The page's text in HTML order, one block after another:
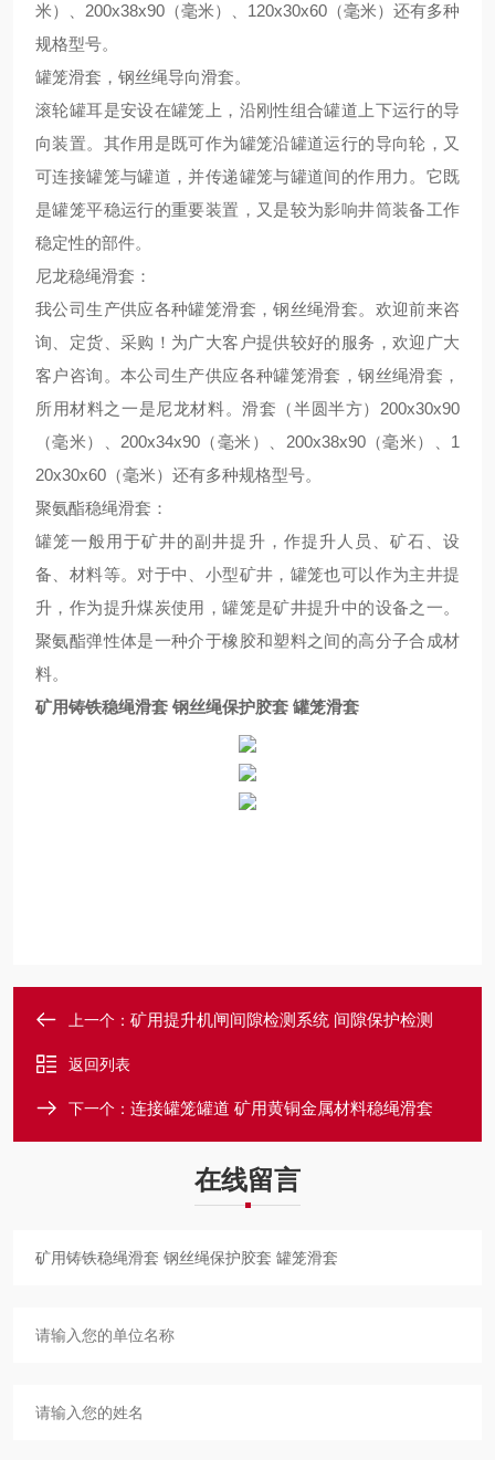
米）、 200x38x90 （毫米）、 120x30x60 （毫米）还有多种
规格型号。
罐笼滑套，钢丝绳导向滑套。
滚轮罐耳是安设在罐笼上，沿刚性组合罐道上下运行的导
向装置。其作用是既可作为罐笼沿罐道运行的导向轮，又
可连接罐笼与罐道，并传递罐笼与罐道间的作用力。它既
是罐笼平稳运行的重要装置，又是较为影响井筒装备工作
稳定性的部件。
尼龙稳绳滑套：
我公司生产供应各种罐笼滑套，钢丝绳滑套。欢迎前来咨
询、定货、采购！为广大客户提供较好的服务，欢迎广大
客户咨询。本公司生产供应各种罐笼滑套，钢丝绳滑套，
所用材料之一是尼龙材料。滑套（半圆半方） 200x30x90
（毫米）、 200x34x90 （毫米）、 200x38x90（毫米）、 1
20x30x60 （毫米）还有多种规格型号。
聚氨酯稳绳滑套：
罐笼一般用于矿井的副井提升，作提升人员、矿石、设
备、材料等。对于中、小型矿井，罐笼也可以作为主井提
升，作为提升煤炭使用，罐笼是矿井提升中的设备之一。
聚氨酯弹性体是一种介于橡胶和塑料之间的高分子合成材
料。
矿用铸铁稳绳滑套 钢丝绳保护胶套 罐笼滑套
上一个： 矿用提升机闸间隙检测系统 间隙保护检测
返回列表
下一个： 连接罐笼罐道 矿用黄铜金属材料稳绳滑套
在线留言